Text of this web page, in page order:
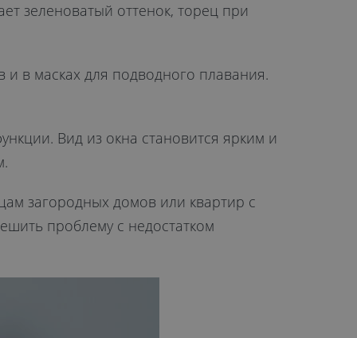
зеленоватый оттенок, торец при
и в масках для подводного плавания.
Вид из окна становится ярким и
загородных домов или квартир с
проблему с недостатком